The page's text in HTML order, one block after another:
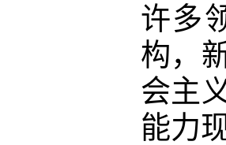
许多
构，
会主
能力